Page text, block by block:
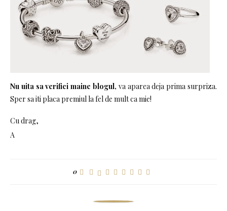
Nu uita sa verifici maine blogul, va aparea deja prima surpriza.
Sper sa iti placa premiul la fel de mult ca mie!
Cu drag,
A
0